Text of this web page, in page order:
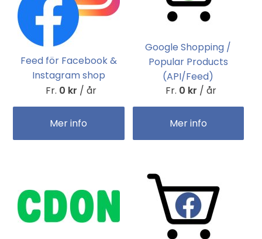
Feed för Facebook &
Instagram shop
Fr. 0 kr / år
Mer info
Google Shopping /
Popular Products
(API/Feed)
Fr. 0 kr / år
Mer info